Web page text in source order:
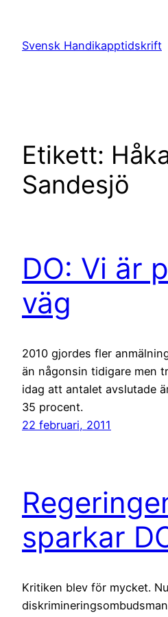
innehåll
Svensk Handikapptidskrift
Etikett:
Sandesjö
DO: Vi är
väg
2010 gjordes fler
än någonsin tidigare men
idag att antalet avslutade
35 procent.
22 februari, 2011
sparkar
Kritiken blev för mycket.